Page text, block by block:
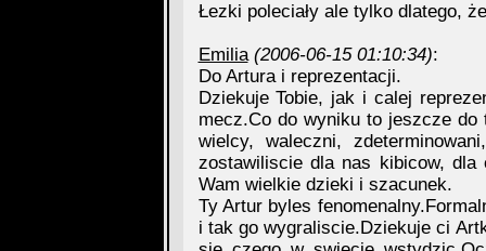
Łezki poleciały ale tylko dlatego,
Emilia (2006-06-15 01:10:34):
Do Artura i reprezentacji.
Dziekuje Tobie, jak i calej
mecz.Co do wyniku to jeszcze
wielcy, waleczni,
zostawiliscie dla nas kibicow,
Wam wielkie dzieki i szacunek.
Ty Artur byles
i tak go wygraliscie.Dziekuje ci